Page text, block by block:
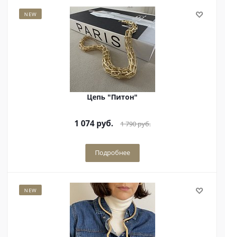
NEW
Цепь "Питон"
1 074руб. 1 790руб.
Подробнее
NEW